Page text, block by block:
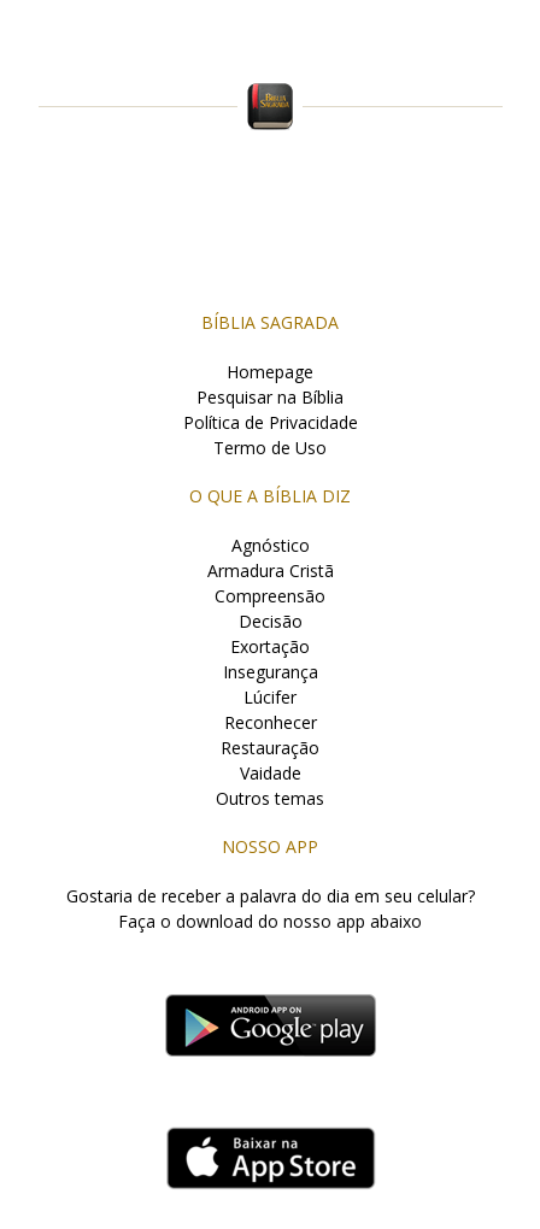
BÍBLIA SAGRADA
Homepage
Pesquisar na Bíblia
Política de Privacidade
Termo de Uso
O QUE A BÍBLIA DIZ
Agnóstico
Armadura Cristã
Compreensão
Decisão
Exortação
Insegurança
Lúcifer
Reconhecer
Restauração
Vaidade
Outros temas
NOSSO APP
Gostaria de receber a palavra do dia em seu celular?
Faça o download do nosso app abaixo